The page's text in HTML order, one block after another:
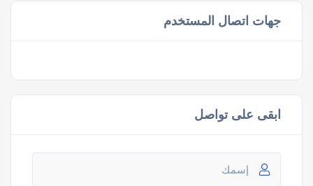
جهات اتصال المستخدم
ابقى على تواصل